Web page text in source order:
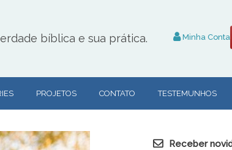
bíblica e sua prática. Minha Conta
PROJETOS CONTATO TESTEMUNHOS
Receber